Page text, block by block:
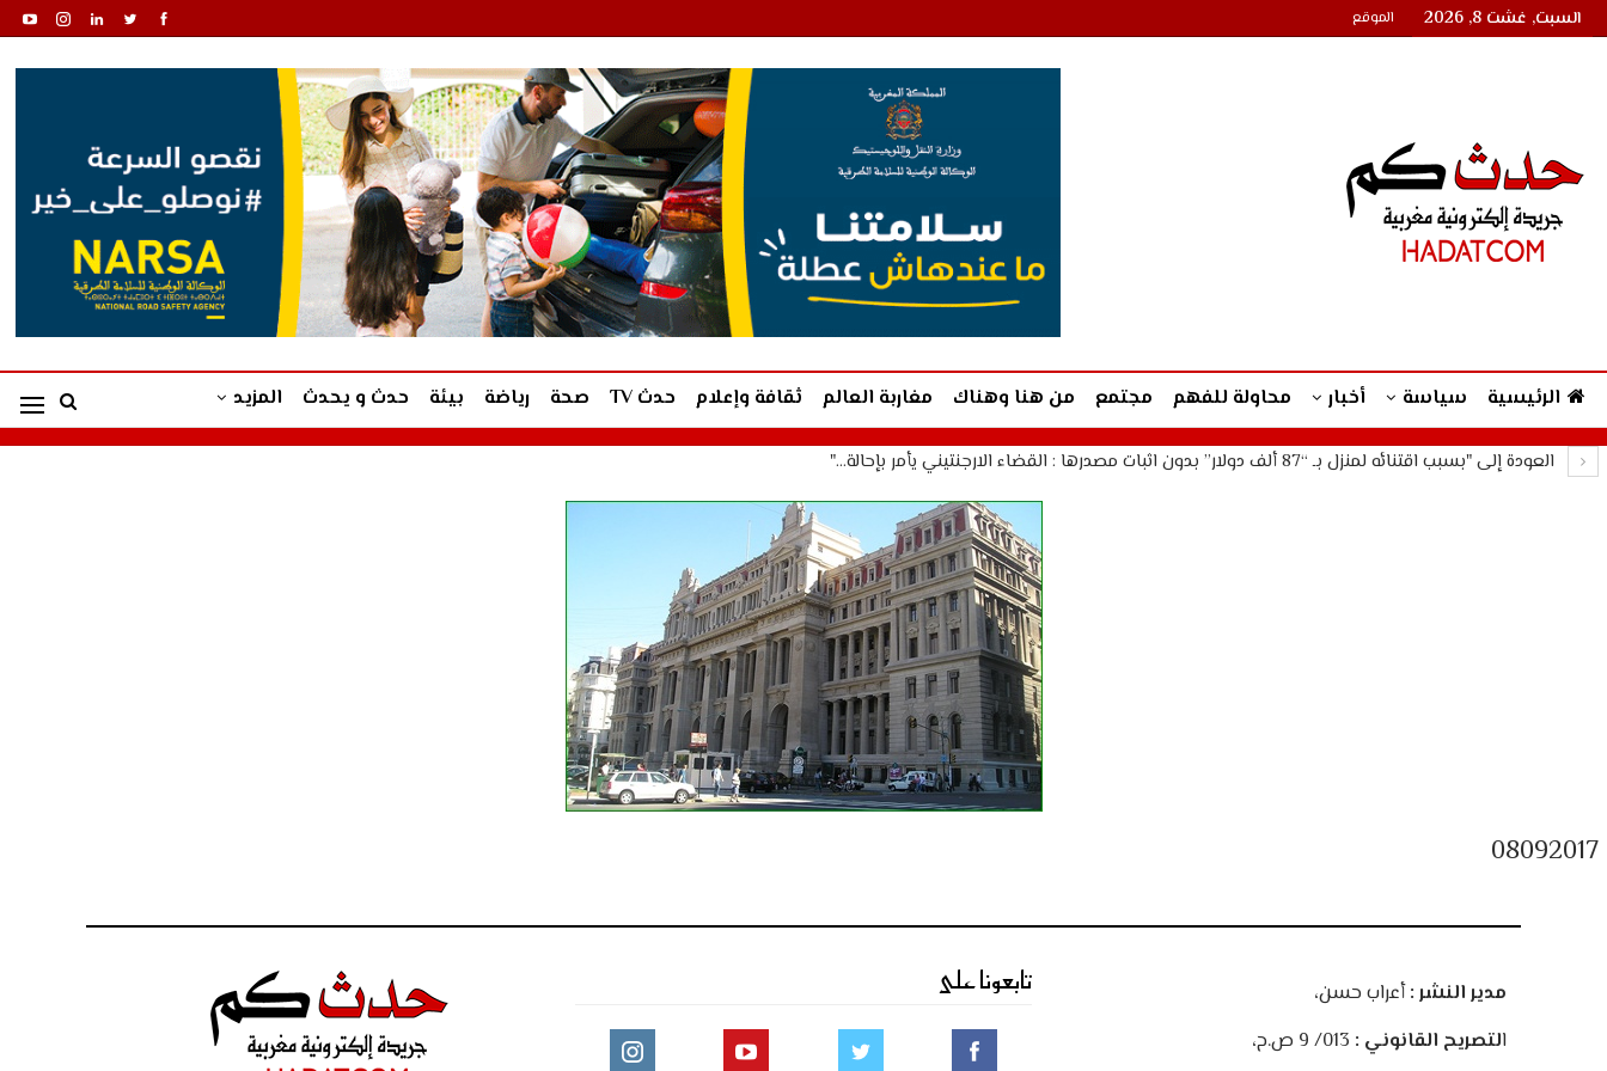
السبت, غشت 8, 2026 الموقع
الرئيسية سياسة أخبار محاولة للفهم مجتمع من هنا وهناك مغاربة العالم ثقافة وإعلام حدث TV صحة رياضة بيئة حدث و يحدث المزيد
العودة إلى "بسبب اقتنائه لمنزل بـ “87 ألف دولار” بدون اثبات مصدرها : القضاء الارجنتيني يأمر بإحالة…"
08092017
مدير النشر :أعراب حسن،
التصريح القانوني :
تابعونا على